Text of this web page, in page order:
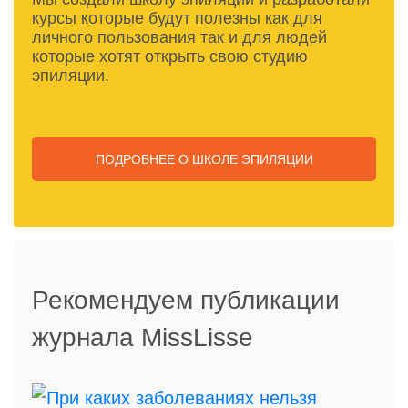
расположения самого салона: в Москвестоимость
процедуры будет дороже, чем в любом
провинциальном городе.
можно подвергать
Исключением, куда не стоит направлять лазер,
не удаляют волоски под бровями. Причина очевидна:
курсы которые будут полезны как для
личного пользования так и для людей
которые хотят открыть свою студию
эпиляции.
ПОДРОБНЕЕ О ШКОЛЕ ЭПИЛЯЦИИ
Рекомендуем публикации
журнала MissLisse